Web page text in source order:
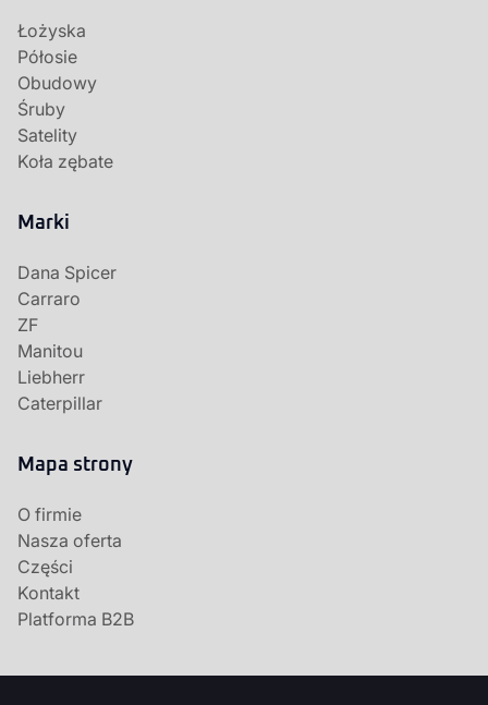
Łożyska
Półosie
Obudowy
Śruby
Satelity
Koła zębate
Marki
Dana Spicer
Carraro
ZF
Manitou
Liebherr
Caterpillar
Mapa strony
O firmie
Nasza oferta
Części
Kontakt
Platforma B2B